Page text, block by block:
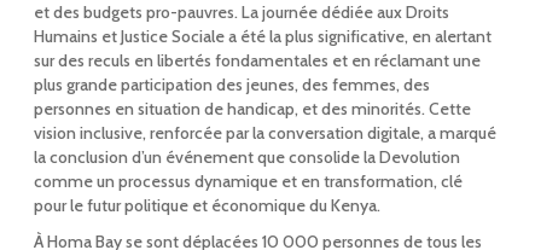
et des budgets pro-pauvres. La journée dédiée aux Droits
Humains et Justice Sociale a été la plus significative, en alertant
sur des reculs en libertés fondamentales et en réclamant une
plus grande participation des jeunes, des femmes, des
personnes en situation de handicap, et des minorités. Cette
vision inclusive, renforcée par la conversation digitale, a marqué
la conclusion d’un événement que consolide la Devolution
comme un processus dynamique et en transformation, clé
pour le futur politique et économique du Kenya.
À Homa Bay se sont déplacées 10 000 personnes de tous les